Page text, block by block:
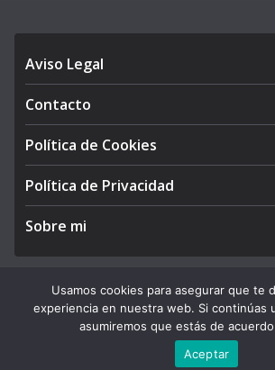
Aviso Legal
Contacto
Política de Cookies
Política de Privacidad
Sobre mi
Copyright © 2026APEGA Perú. All
by ThemeGrill.
Usamos cookies para asegurar que te
experiencia en nuestra web. Si continúas
asumiremos que estás de
Aceptar